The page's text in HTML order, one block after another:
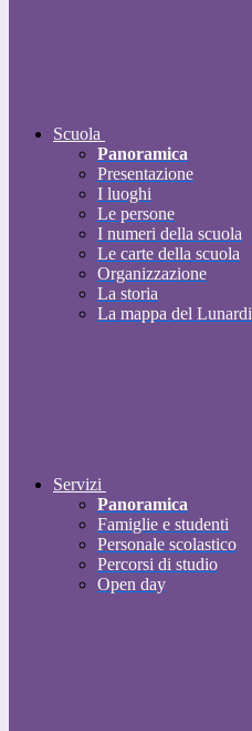
Scuola
Panoramica
Presentazione
I luoghi
Le persone
I numeri della scuola
Le carte della scuola
Organizzazione
La storia
La mappa del Lunardi
Servizi
Panoramica
Famiglie e studenti
Personale scolastico
Percorsi di studio
Open day